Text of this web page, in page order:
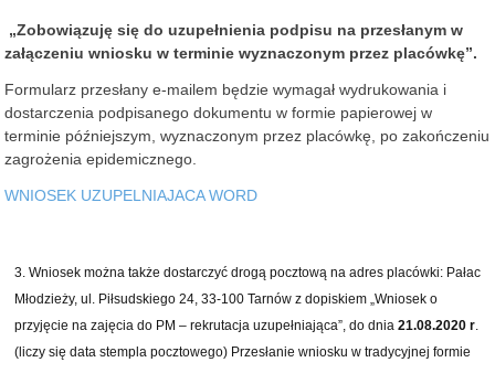
„Zobowiązuję się do uzupełnienia podpisu na przesłanym w
załączeniu wniosku w terminie wyznaczonym przez placówkę”.
Formularz przesłany e-mailem będzie wymagał wydrukowania i
dostarczenia podpisanego dokumentu w formie papierowej w
terminie późniejszym, wyznaczonym przez placówkę, po zakończeniu
zagrożenia epidemicznego.
WNIOSEK UZUPELNIAJACA WORD
Wniosek można także dostarczyć drogą pocztową na adres placówki: Pałac
Młodzieży, ul. Piłsudskiego 24, 33-100 Tarnów z dopiskiem „Wniosek o
przyjęcie na zajęcia do PM – rekrutacja uzupełniająca”, do dnia21.08.2020 r.
(liczy się data stempla pocztowego) Przesłanie wniosku w tradycyjnej formie